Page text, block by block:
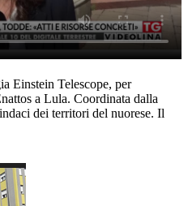
Einstein Telescope, per
a Lula. Coordinata dalla
dei territori del nuorese. Il